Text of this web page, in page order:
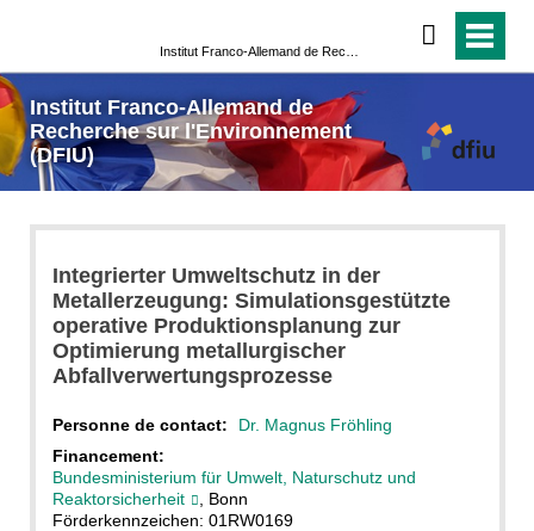
Institut Franco-Allemand de
Recherche sur l'Environnement
(DFIU)
Integrierter Umweltschutz in der
Metallerzeugung: Simulationsgestützte
operative Produktionsplanung zur
Optimierung metallurgischer
Abfallverwertungsprozesse
Personne de contact:
Dr. Magnus Fröhling
Financement:
Bundesministerium für Umwelt, Naturschutz und
Reaktorsicherheit
, Bonn
Förderkennzeichen: 01RW0169